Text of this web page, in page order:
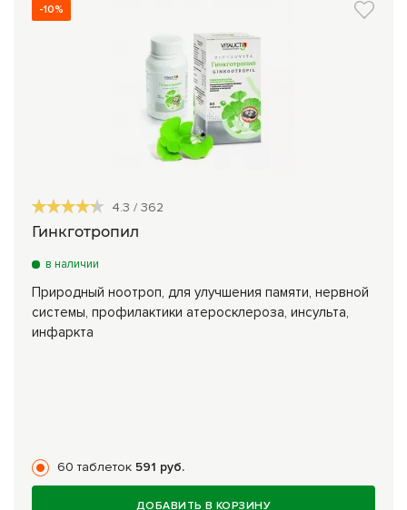
-10%
4.3 / 362
Гинкготропил
в наличии
Природный ноотроп, для улучшения памяти, нервной
системы, профилактики атеросклероза, инсульта,
инфаркта
60 таблеток 591 руб.
ДОБАВИТЬ В КОРЗИНУ